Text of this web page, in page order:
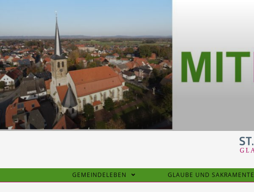
GEMEINDELEBEN GLAUBE UND SAKRAMENTE